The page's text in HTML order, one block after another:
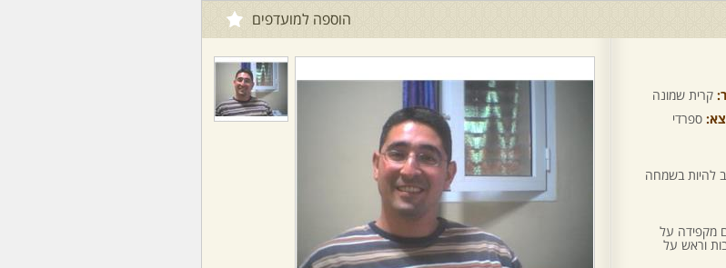
הוספה למועדפים
קרית שמונה
ספרדי
להיות בשמחה
מקפידה על
וראש על